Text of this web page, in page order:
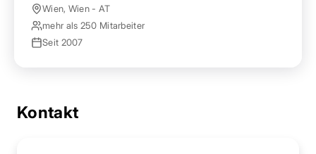
Wien, Wien - AT
mehr als 250 Mitarbeiter
Seit 2007
Kontakt